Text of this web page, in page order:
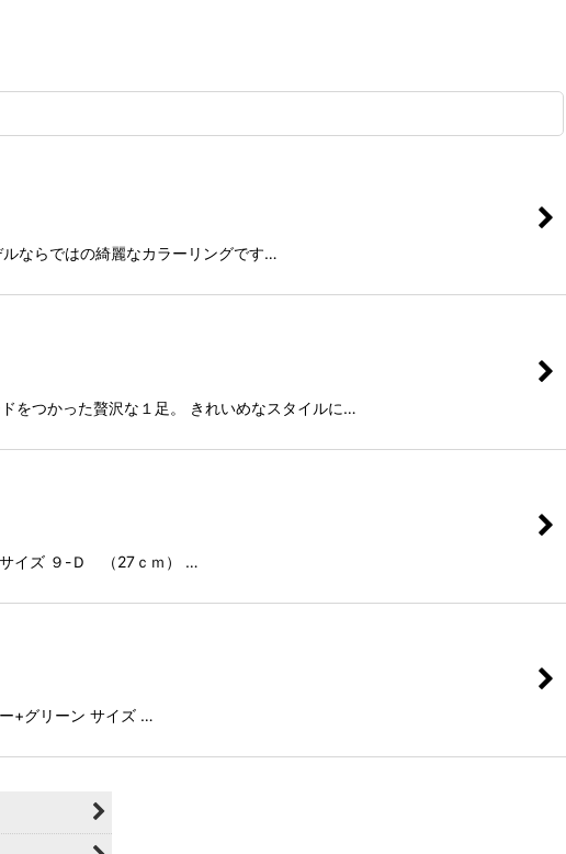
ならではの綺麗なカラーリングです…
をつかった贅沢な１足。 きれいめなスタイルに…
イズ ９-Ｄ （27ｃｍ） …
+グリーン サイズ …